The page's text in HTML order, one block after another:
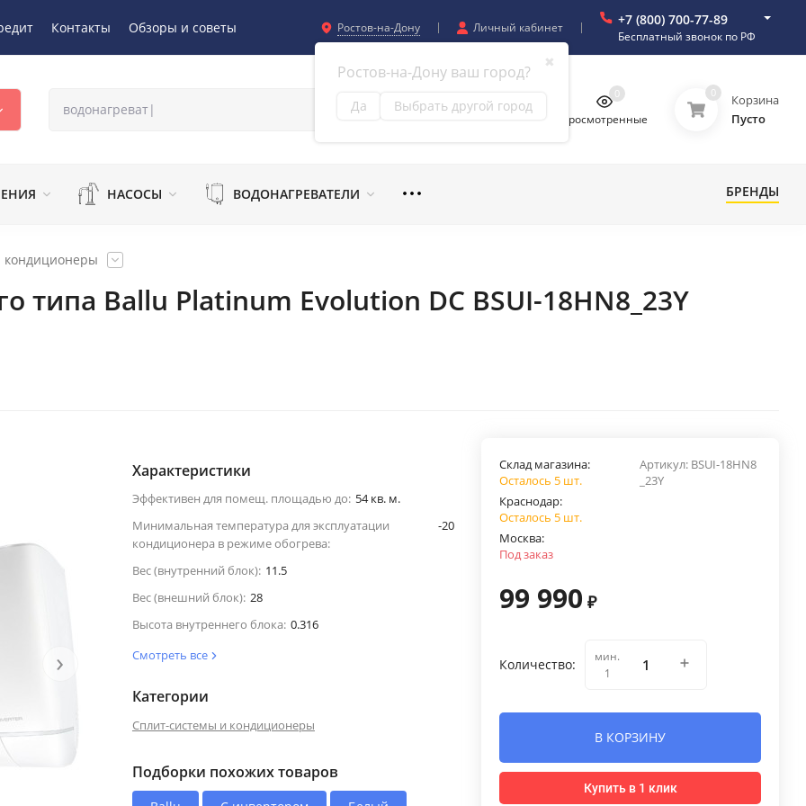
Контакты Обзоры и советы Ростов-на-Дону
✖
Ростов-на-Дону ваш город?
Да Выбрать другой город
Личный кабинет +7 (800) 700-77-89
Бесплатный звонок по РФ
Просмотренные
0 0
Корзина
Пусто
НАСОСЫ ВОДОНАГРЕВАТЕЛИ БРЕНДЫ
кондиционеры
типа Ballu Platinum Evolution DC BSUI-18HN8_23Y
›
Характеристики
Эффективен для помещ. площадью до: 54 кв. м.
Минимальная температура для эксплуатации
кондиционера в режиме обогрева:
-20
Вес (внутренний блок): 11.5
Вес (внешний блок): 28
Высота внутреннего блока: 0.316
Смотреть все
Категории
Сплит-системы и кондиционеры
Подборки похожих товаров
Артикул: BSUI-18HN8
_23Y
Склад магазина:
Осталось 5 шт.
Краснодар:
Осталось 5 шт.
Москва:
Под заказ
99 990 ₽
Количество:
мин.
1
В КОРЗИНУ
Купить в 1 клик